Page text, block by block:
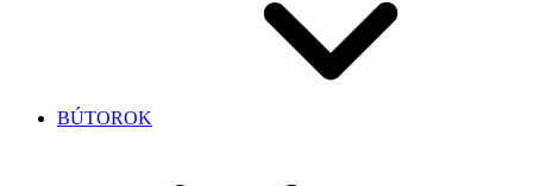
BÚTOROK